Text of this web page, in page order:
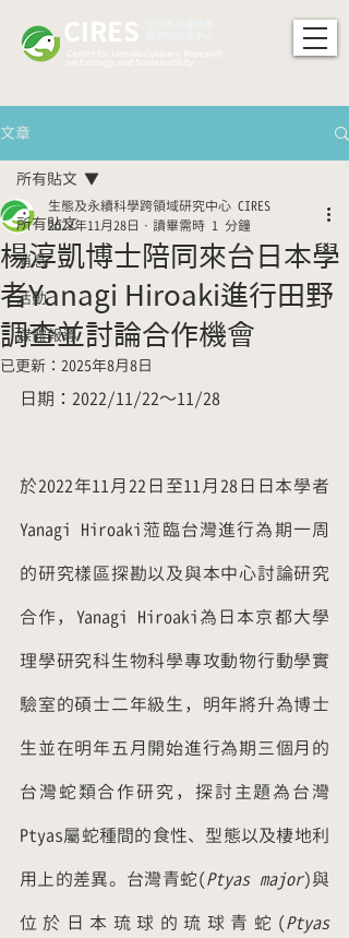
CIRES
文章
所有貼文
消息
活動
媒體報導
所有貼文
楊淳凱博士陪同來台日本學
者Yanagi Hiroaki進行田野
調查並討論合作機會
生態及永續科學跨領域研究中心 CIRES
2022年11月28日
讀畢需時 1 分鐘
已更新： 2025年8月8日
日期：2022/11/22～11/28
於2022年11月22日至11月28日日本學者
Yanagi Hiroaki蒞臨台灣進行為期一周
的研究樣區探勘以及與本中心討論研究
合作，Yanagi Hiroaki為日本京都大學
理學研究科生物科學專攻動物行動學實
驗室的碩士二年級生，明年將升為博士
生並在明年五月開始進行為期三個月的
台灣蛇類合作研究，探討主題為台灣
Ptyas屬蛇種間的食性、型態以及棲地利
用上的差異。台灣青蛇(Ptyas major)與
位於日本琉球的琉球青蛇(Ptyas